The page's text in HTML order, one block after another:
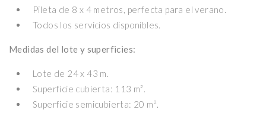
Pileta de 8 x 4 metros, perfecta para el verano.
Todos los servicios disponibles.
Medidas del lote y superficies:
Lote de 24 x 43 m.
Superficie cubierta: 113 m².
Superficie semicubierta: 20 m².